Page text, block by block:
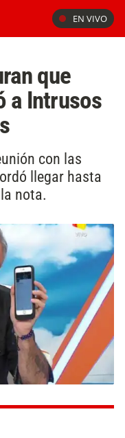
EN VIVO
que
a Intrusos
con las
llegar hasta
nota.